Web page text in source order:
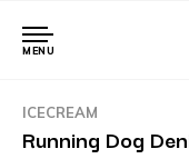
MENU
ICECREAM
Running Dog